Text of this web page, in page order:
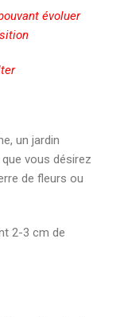
évoluer
un jardin
vous désirez
de fleurs ou
2-3 cm de